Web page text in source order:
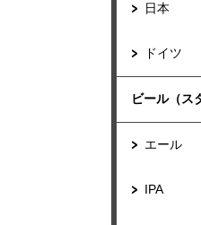
日本
ドイツ
ビール（ス
エール
IPA